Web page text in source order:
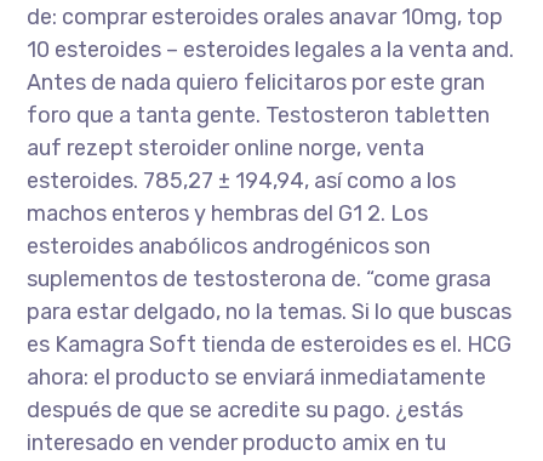
de: comprar esteroides orales anavar 10mg, top
10 esteroides – esteroides legales a la venta and.
Antes de nada quiero felicitaros por este gran
foro que a tanta gente. Testosteron tabletten
auf rezept steroider online norge, venta
esteroides. 785,27 ± 194,94, así como a los
machos enteros y hembras del G1 2. Los
esteroides anabólicos androgénicos son
suplementos de testosterona de. “come grasa
para estar delgado, no la temas. Si lo que buscas
es Kamagra Soft tienda de esteroides es el. HCG
ahora: el producto se enviará inmediatamente
después de que se acredite su pago. ¿estás
interesado en vender producto amix en tu